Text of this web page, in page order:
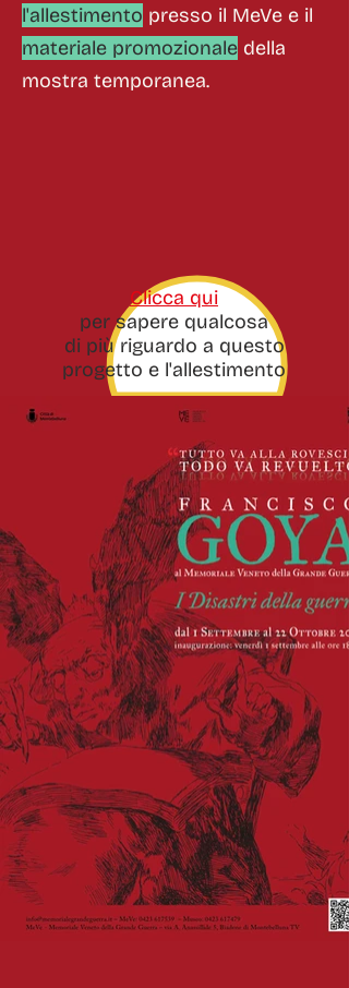
l'allestimento presso il MeVe e il
materiale promozionale della
mostra temporanea.
Clicca qui
per sapere qualcosa
di più riguardo a questo
progetto e l'allestimento